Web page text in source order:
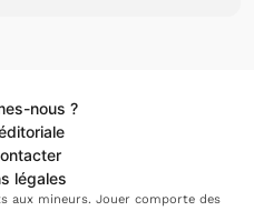
nous ?
légales
aux mineurs. Jouer comporte des